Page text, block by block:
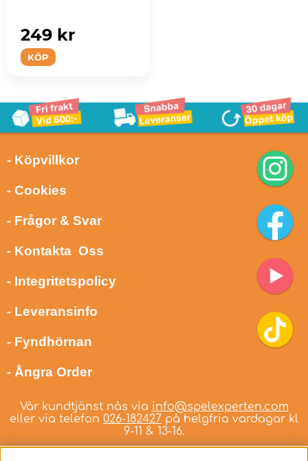
KÖP
249 kr
- Köpvillkor
- Cookies
- Frågor & Svar
- Kontakta Oss
- Integritetspolicy
- Leveransinfo
- Fyndhörnan
- Ångra Order
Vår kundtjänst nås via info@spelexperten.com
eller via telefon 026-182427 på helgfria vardagar kl
9-11 & 13-16.